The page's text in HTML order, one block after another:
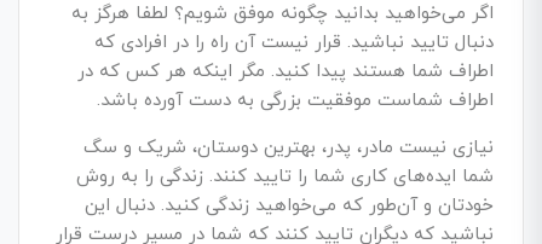
اگر می‌خواهید بدانید چگونه موفق شویم؟ لطفا هرگز به
دنبال تایید نباشید. قرار نیست آن راه را در افرادی که
اطراف شما هستند پیدا کنید. مگر اینکه هر کس که در
اطراف شماست موفقیت بزرگی به دست آورده باشد.
نیازی نیست مادر، پدر، بهترین دوستان، شریک و سگ
شما ایده­‌های کاری شما را تایید کنند. زندگی را به روش
خودتان و آن‌طور که می­‌خواهید زندگی کنید. دنبال این
نباشید که دیگران تایید کنند که شما در مسیر درست قرار